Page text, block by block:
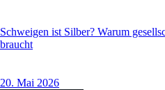
Schweigen ist Silber? Warum
braucht
20. Mai 2026